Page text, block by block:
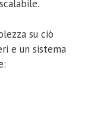
su ciò
e un sistema